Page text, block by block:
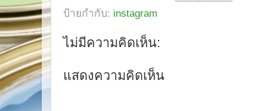
ป้ายกำกับ: instagram
ไม่มีความคิดเห็น:
แสดงความคิดเห็น